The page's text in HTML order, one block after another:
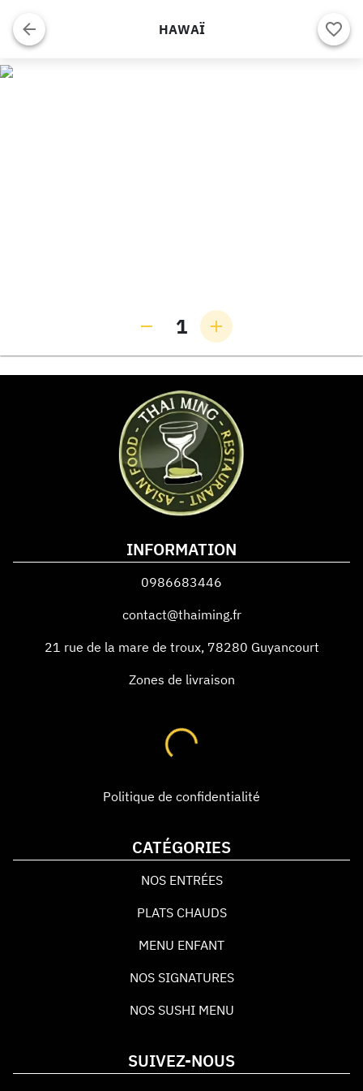
HAWAÏ
1
INFORMATION
0986683446
contact@thaiming.fr
21 rue de la mare de troux, 78280 Guyancourt
Zones de livraison
Politique de confidentialité
CATÉGORIES
NOS ENTRÉES
PLATS CHAUDS
MENU ENFANT
NOS SIGNATURES
NOS SUSHI MENU
SUIVEZ-NOUS